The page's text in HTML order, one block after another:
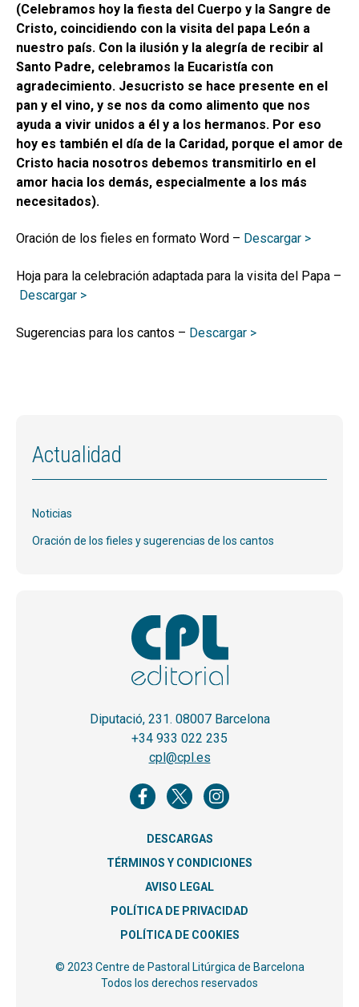
(Celebramos hoy la fiesta del Cuerpo y la Sangre de
Cristo, coincidiendo con la visita del papa León a
nuestro país. Con la ilusión y la alegría de recibir al
Santo Padre, celebramos la Eucaristía con
agradecimiento. Jesucristo se hace presente en el
pan y el vino, y se nos da como alimento que nos
ayuda a vivir unidos a él y a los hermanos. Por eso
hoy es también el día de la Caridad, porque el amor de
Cristo hacia nosotros debemos transmitirlo en el
amor hacia los demás, especialmente a los más
necesitados).
Oración de los fieles en formato Word – Descargar >
Hoja para la celebración adaptada para la visita del Papa –
Descargar >
Sugerencias para los cantos – Descargar >
Actualidad
Noticias
Oración de los fieles y sugerencias de los cantos
Diputació, 231. 08007 Barcelona
+34 933 022 235
cpl@cpl.es
DESCARGAS
TÉRMINOS Y CONDICIONES
AVISO LEGAL
POLÍTICA DE PRIVACIDAD
POLÍTICA DE COOKIES
© 2023 Centre de Pastoral Litúrgica de Barcelona
Todos los derechos reservados